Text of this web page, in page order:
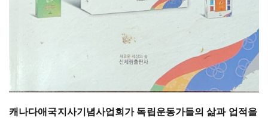
캐나다애국지사기념사업회가 독립운동가들의 삶과 업적을